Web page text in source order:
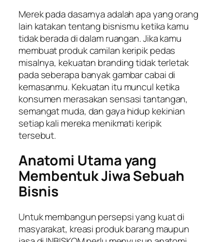
Merek pada dasarnya adalah apa yang orang
lain katakan tentang bisnismu ketika kamu
tidak berada di dalam ruangan. Jika kamu
membuat produk camilan keripik pedas
misalnya, kekuatan brandingtidak terletak
pada seberapa banyak gambar cabai di
kemasanmu. Kekuatan itu muncul ketika
konsumen merasakan sensasi tantangan,
semangat muda, dan gaya hidup kekinian
setiap kali mereka menikmati keripik
tersebut.
Anatomi Utama yang
Membentuk Jiwa Sebuah
Bisnis
Untuk membangun persepsi yang kuat di
masyarakat, kreasi produk barang maupun